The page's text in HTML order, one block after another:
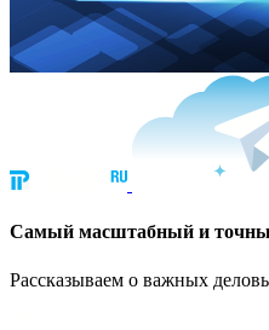
Cамый масштабный и
Рассказываем о важных